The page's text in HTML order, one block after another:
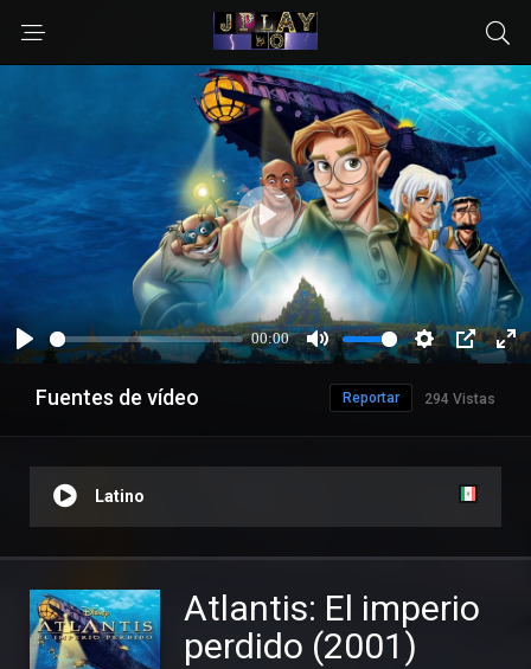
Fuentes de vídeo 294 Vistas
Reportar
Latino
Atlantis: El imperio
perdido (2001)